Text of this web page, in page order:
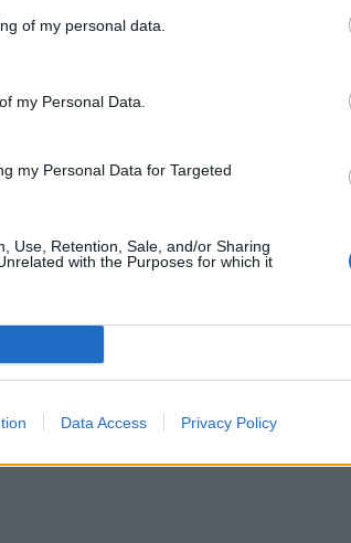
of my personal data.
my Personal Data.
my Personal Data for Targeted
Use, Retention, Sale, and/or Sharing
with the Purposes for which it
Data Access Privacy Policy